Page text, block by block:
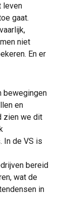
leven
gaat.
niet
En er
bewegingen
en
zien we dit
In de VS is
bereid
wat de
in